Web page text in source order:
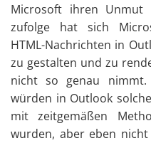
Microsoft ihren Unmut
zufolge hat sich
HTML-Nachrichten in
zu gestalten und zu
nicht so genau nimmt.
würden in Outlook
mit zeitgemäßen
wurden, aber eben